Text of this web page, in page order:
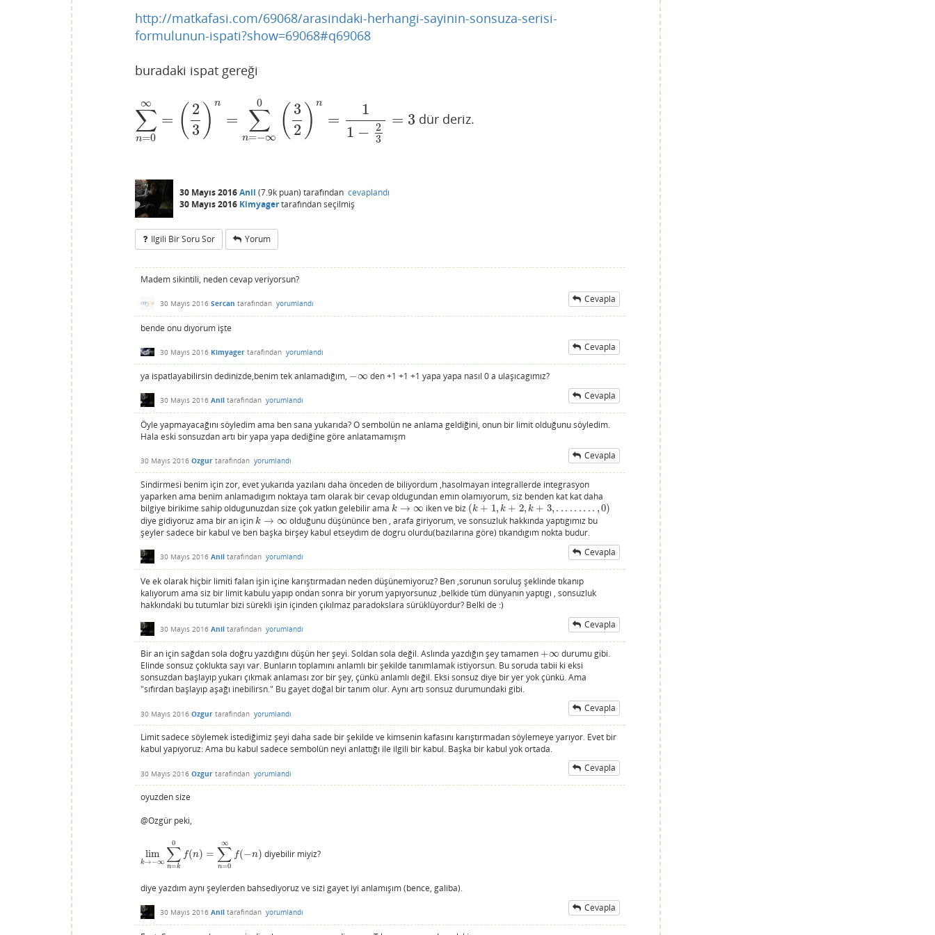
http://matkafasi.com/69068/arasindaki-herhangi-sayinin-sonsuza-serisi-
formulunun-ispati?show=69068#q69068
buradaki ispat gereği
∑
n=0
∞
= ( 2
3 ) n
= ∑
n=−∞
0 ( 3
2 ) n
=
1
1 − 2
3
= 3
∑n = 0∞ ( 3) n= n= ∞0 3 n =1 1− 3=3 dür deriz.
30 Mayıs 2016Anil (7.9k puan) tarafından cevaplandı
30 Mayıs 2016 Kimyagertarafındanseçilmiş
Ilgili Bir Soru Sor Yorum
Madem sikintili, neden cevap veriyorsun?
30 Mayıs 2016 Sercan tarafından yorumlandı Cevapla
bende onu dıyorum işte
30 Mayıs 2016 Kimyager tarafından yorumlandı Cevapla
ya ispatlayabilirsin dedinizde,benim tek anlamadığım, −∞
−∞ den +1 +1 +1 yapa yapa nasıl 0 a ulaşıcagımız?
30 Mayıs 2016 Anil tarafından yorumlandı Cevapla
Öyle yapmayacağını söyledim ama ben sana yukarıda? O sembolün ne anlama geldiğini, onun bir limit olduğunu söyledim.
Hala eski sonsuzdan artı bir yapa yapa dediğine göre anlatamamışm
30 Mayıs 2016 Ozgur tarafından yorumlandı Cevapla
Sindirmesi benim için zor, evet yukarıda yazılanı daha önceden de biliyordum ,hasolmayan integrallerde integrasyon
yaparken ama benim anlamadıgım noktaya tam olarak bir cevap oldugundan emın olamıyorum, siz benden kat kat daha
bilgiye birikime sahip oldugunuzdan size çok yatkın gelebilir ama k → ∞
k→∞ iken ve biz (k + 1, k + 2, k + 3, . . . . . . . . . ,0)
(k+ 1,k +2,k +3 ....... .,0 )
diye gidiyoruz ama bir an için k → ∞
k→∞
olduğunu düşününce ben , arafa giriyorum, ve sonsuzluk hakkında yaptıgımız bu
şeyler sadece bir kabul ve ben başka birşey kabul etseydım de dogru olurdu(bazılarına göre) tıkandıgım nokta budur.
30 Mayıs 2016 Anil tarafından yorumlandı Cevapla
Ve ek olarak hiçbir limiti falan işin içine karıştırmadan neden düşünemiyoruz? Ben ,sorunun soruluş şeklinde tıkanıp
kalıyorum ama siz bir limit kabulu yapıp ondan sonra bir yorum yapıyorsunuz ,belkide tüm dünyanın yaptıgı , sonsuzluk
hakkındaki bu tutumlar bizi sürekli işin içinden çıkılmaz paradokslara sürüklüyordur? Belki de :)
30 Mayıs 2016 Anil tarafından yorumlandı Cevapla
Bir an için sağdan sola doğru yazdığını düşün her şeyi. Soldan sola değil. Aslında yazdığın şey tamamen +∞
+∞
durumu gibi.
Elinde sonsuz çoklukta sayı var. Bunların toplamını anlamlı bir şekilde tanımlamak istiyorsun. Bu soruda tabii ki eksi
sonsuzdan başlayıp yukarı çıkmak anlaması zor bir şey, çünkü anlamlı değil. Eksi sonsuz diye bir yer yok çünkü. Ama
"sıfırdan başlayıp aşağı inebilirsn." Bu gayet doğal bir tanım olur. Aynı artı sonsuz durumundaki gibi.
30 Mayıs 2016 Ozgur tarafından yorumlandı Cevapla
Limit sadece söylemek istediğimiz şeyi daha sade bir şekilde ve kimsenin kafasını karıştırmadan söylemeye yarıyor. Evet bir
kabul yapıyoruz: Ama bu kabul sadece sembolün neyi anlattığı ile ilgili bir kabul. Başka bir kabul yok ortada.
30 Mayıs 2016 Ozgur tarafından yorumlandı Cevapla
oyuzden size
@Ozgür peki,
lim
k→−∞ ∑
n=k
0
f(n) = ∑
n=0
∞
f(−n)
limk→ −∞ ∑ n=k0f n)= ∑n = 0∞f(−n) diyebilir miyiz?
diye yazdım aynı şeylerden bahsediyoruz ve sizi gayet iyi anlamışım (bence, galiba).
30 Mayıs 2016 Anil tarafından yorumlandı Cevapla